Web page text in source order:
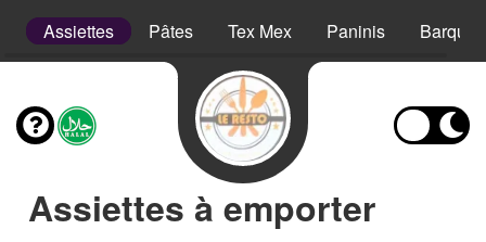
Assiettes Pâtes Tex Mex Paninis
Assiettes à emporter